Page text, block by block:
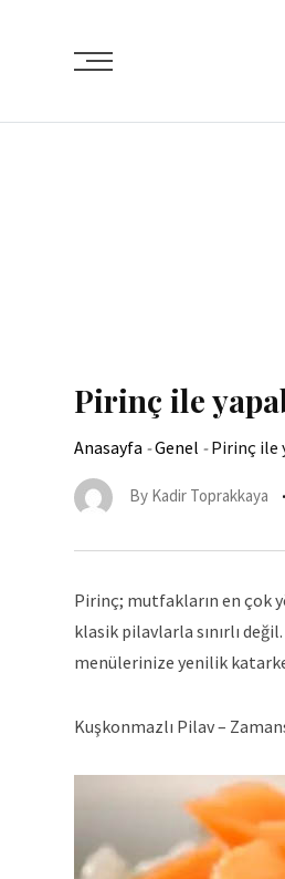
Pirinç ile
Anasayfa -Genel -Pirinç ile
By Kadir Toprakkaya
Pirinç; mutfakların en çok
klasik pilavlarla sınırlı
menülerinize yenilik
Kuşkonmazlı Pilav –